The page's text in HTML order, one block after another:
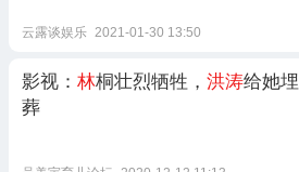
云露谈娱乐 2021-01-30 13:50
影视： 林桐壮烈牺牲， 洪涛给她埋
葬